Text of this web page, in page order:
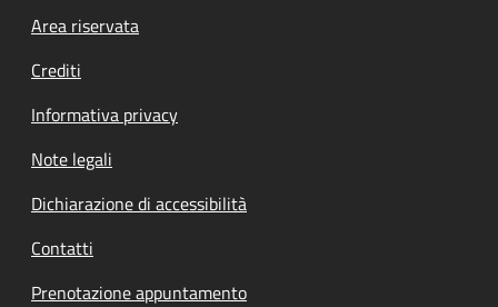
Footer menu
Area riservata
Crediti
Informativa privacy
Note legali
Dichiarazione di accessibilità
Contatti
Prenotazione appuntamento